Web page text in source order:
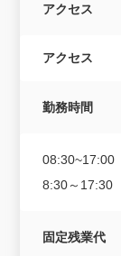
アクセス
アクセス
勤務時間
08:30~17:00
8:30～17:30
固定残業代